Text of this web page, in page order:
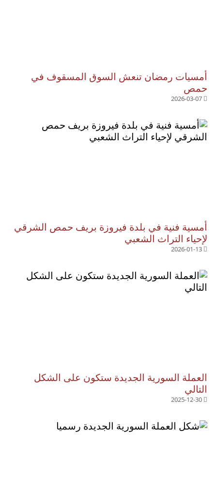
أمسيات رمضان تنعش السوق المسقوف في
حمص
2026-03-07
أمسية فنية في بلدة فيروزة بريف حمص الشرقي
لإحياء التراث الشعبي
2026-01-13
العملة السورية الجديدة ستكون على الشكل
التالي
2025-12-30